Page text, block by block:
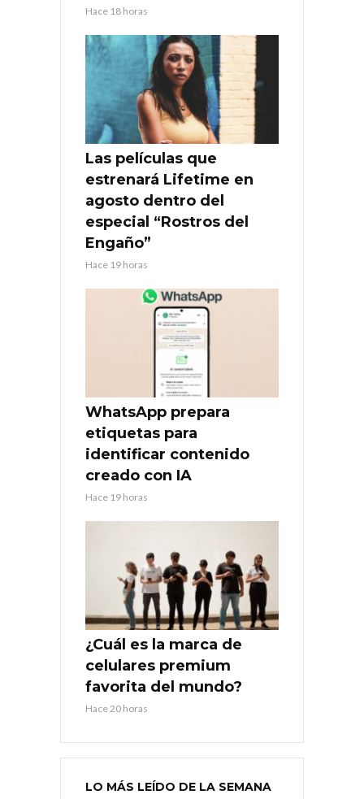
Hace 18 horas
Las películas que
estrenará Lifetime en
agosto dentro del
especial “Rostros del
Engaño”
Hace 19 horas
WhatsApp prepara
etiquetas para
identificar contenido
creado con IA
Hace 19 horas
¿Cuál es la marca de
celulares premium
favorita del mundo?
Hace 20 horas
LO MÁS LEÍDO DE LA SEMANA